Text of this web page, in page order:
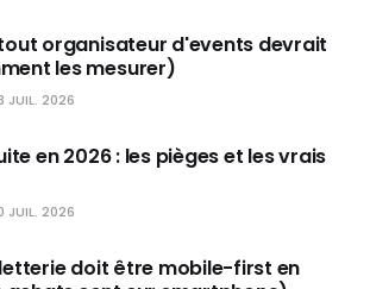
tout organisateur d'events devrait
les mesurer)
JUIL. 2026
en 2026 : les pièges et les vrais
JUIL. 2026
doit être mobile-first en